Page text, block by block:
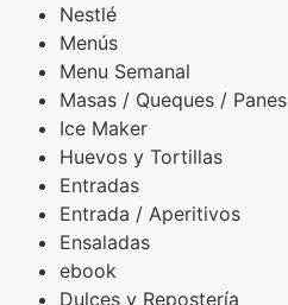
Nestlé
Menús
Menu Semanal
Masas / Queques / Panes
Ice Maker
Huevos y Tortillas
Entradas
Entrada / Aperitivos
Ensaladas
ebook
Dulces y Repostería